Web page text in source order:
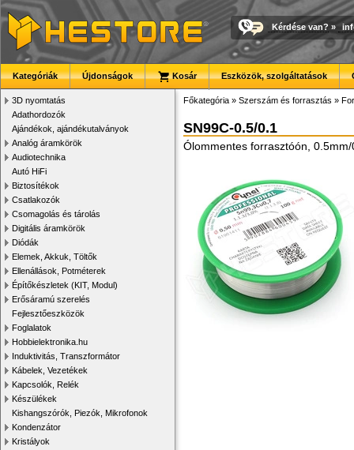
Kérdése van? »
Kategóriák Újdonságok Kosár Eszközök, szolgáltatások
3D nyomtatás
Adathordozók
Ajándékok, ajándékutalványok
Analóg áramkörök
Audiotechnika
Autó HiFi
Biztosítékok
Csatlakozók
Csomagolás és tárolás
Digitális áramkörök
Diódák
Elemek, Akkuk, Töltők
Ellenállások, Potméterek
Építőkészletek (KIT, Modul)
Erősáramú szerelés
Fejlesztőeszközök
Foglalatok
Hobbielektronika.hu
Induktivitás, Transzformátor
Kábelek, Vezetékek
Kapcsolók, Relék
Készülékek
Kishangszórók, Piezók, Mikrofonok
Kondenzátor
Kristályok
Főkategória » Szerszám és forrasztás »
SN99C-0.5/0.1
Ólommentes forrasztóón,